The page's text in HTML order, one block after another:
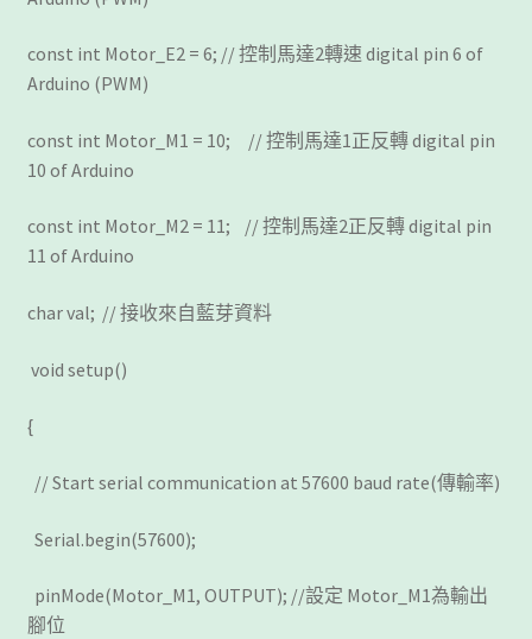
const int Motor_E2 = 6; // 控制馬達2轉速 digital pin 6 of
Arduino (PWM)
const int Motor_M1 = 10; // 控制馬達1正反轉 digital pin
10 of Arduino
const int Motor_M2 = 11; // 控制馬達2正反轉 digital pin
11 of Arduino
char val; // 接收來自藍芽資料
void setup()
{
// Start serial communication at 57600 baud rate(傳輸率)
Serial.begin(57600);
pinMode(Motor_M1, OUTPUT); //設定 Motor_M1為輸出
腳位